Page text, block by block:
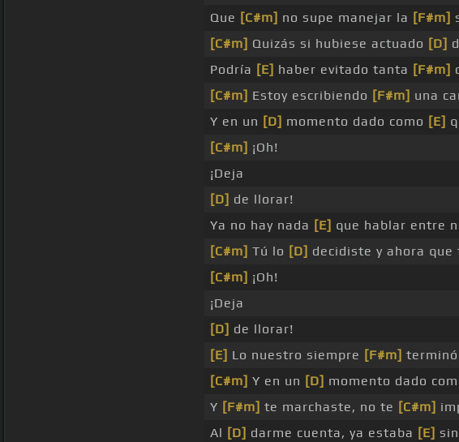
Que [C#m] no supe manejar la [F#m]
[C#m] Quizás si hubiese actuado [D]
Podría [E] haber evitado tanta [F#m]
[C#m] Estoy escribiendo [F#m] una
Y en un [D] momento dado como [E]
[C#m] ¡Oh!
¡Deja
[D] de llorar!
Ya no hay nada [E] que hablar entre
[C#m] Tú lo [D] decidiste y ahora que
[C#m] ¡Oh!
¡Deja
[D] de llorar!
[E] Lo nuestro siempre [F#m]
[C#m] Y en un [D] momento dado
Y [F#m] te marchaste, no te [C#m]
Al [D] darme cuenta, ya estaba [E]